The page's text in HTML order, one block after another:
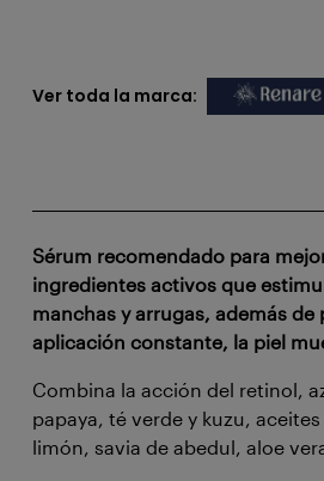
Ver toda la marca:
Sérum recomendado para
ingredientes activos que
manchas y arrugas, además
aplicación constante, la piel
Combina la acción del retinol,
papaya, té verde y kuzu,
limón, savia de abedul, aloe